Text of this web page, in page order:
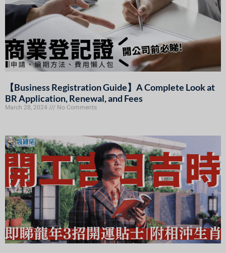
【Business Registration Guide】A Complete Look at
BR Application, Renewal, and Fees
March 28, 2024 No Comments